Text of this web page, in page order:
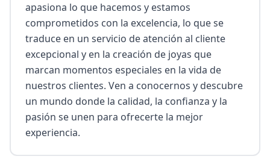
apasiona lo que hacemos y estamos
comprometidos con la excelencia, lo que se
traduce en un servicio de atención al cliente
excepcional y en la creación de joyas que
marcan momentos especiales en la vida de
nuestros clientes. Ven a conocernos y descubre
un mundo donde la calidad, la confianza y la
pasión se unen para ofrecerte la mejor
experiencia.